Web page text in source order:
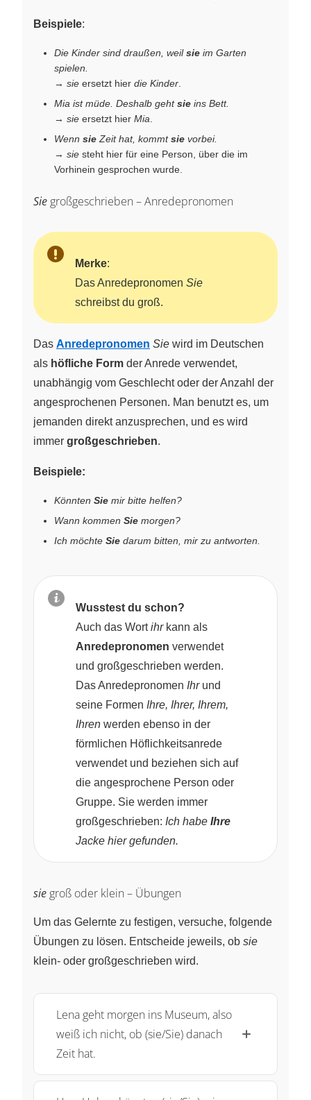
Beispiele:
Die Kinder sind draußen, weilsie im Garten
spielen.
→ sie ersetzt hier die Kinder
Mia ist müde. Deshalb gehtsie ins Bett.
→ sie ersetzt hier Mia
Wenn sie Zeit hat, kommtsie vorbei.
→ sie steht hier für eine Person, über die im
Vorhinein gesprochen wurde.
Sie großgeschrieben – Anredepronomen
Merke:
Das Anredepronomen Sie
schreibst du groß.
Das Anredepronomen Sie wird im Deutschen
als höfliche Form der Anrede verwendet,
unabhängig vom Geschlecht oder der Anzahl der
angesprochenen Personen. Man benutzt es, um
jemanden direkt anzusprechen, und es wird
immer großgeschrieben.
Beispiele:
Könnten Sie mir bitte helfen?
Wann kommen Sie morgen?
Ich möchte Sie darum bitten, mir zu antworten.
Wusstest du schon?
Auch das Wortihrkann als
Anredepronomen verwendet
und großgeschrieben werden.
Das Anredepronomen Ihrund
seine Formen Ihre, Ihrer, Ihrem,
Ihren werden ebenso in der
förmlichen Höflichkeitsanrede
verwendet und beziehen sich auf
die angesprochene Person oder
Gruppe. Sie werden immer
großgeschrieben: Ich habe Ihre
Jacke hier gefunden.
sie groß oder klein – Übungen
Um das Gelernte zu festigen, versuche, folgende
Übungen zu lösen. Entscheide jeweils, ob sie
klein- oder großgeschrieben wird.
Lena geht morgen ins Museum, also
weiß ich nicht, ob (sie/Sie) danach
Zeit hat.